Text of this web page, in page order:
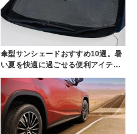
傘型サンシェードおすすめ10選。暑
い夏を快適に過ごせる便利アイテ…